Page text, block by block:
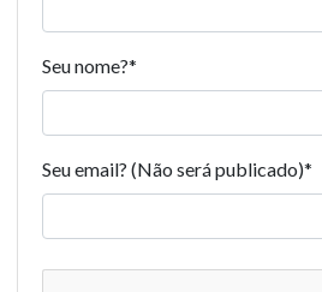
Seu nome?*
Seu email? (Não será publicado)*